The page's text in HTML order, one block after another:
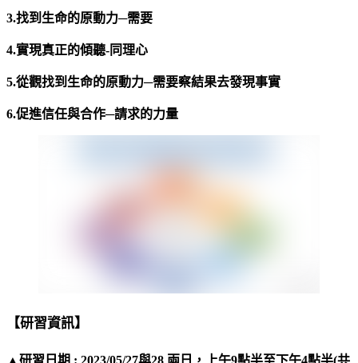
3.找到生命的原動力─需要
4.實現真正的傾聽-同理心
5.從觀找到生命的原動力─需要察結果去發現事實
6.促進信任與合作─請求的力量
【研習資訊】